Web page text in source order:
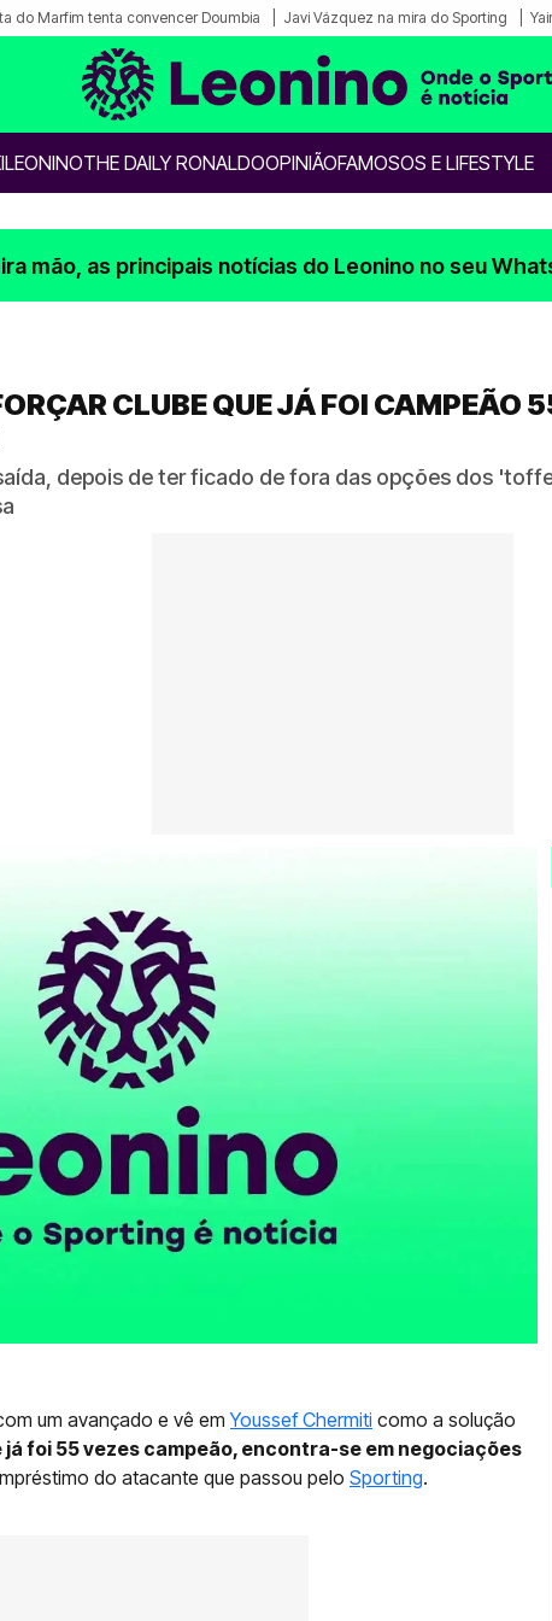
do Marfim tenta convencer Doumbia Javi Vázquez na mira do Sporting
THE DAILY RONALDOOPINIÃOFAMOSOS E LIFESTYLE
mão, as principais notícias do Leonino no seu
CLUBE QUE JÁ FOI CAMPEÃO
depois de ter ficado de fora das opções dos
um avançado e vê emYoussef Chermiti como a solução
já foi 55 vezes campeão, encontra-se em negociações
do atacante que passou pelo Sporting.